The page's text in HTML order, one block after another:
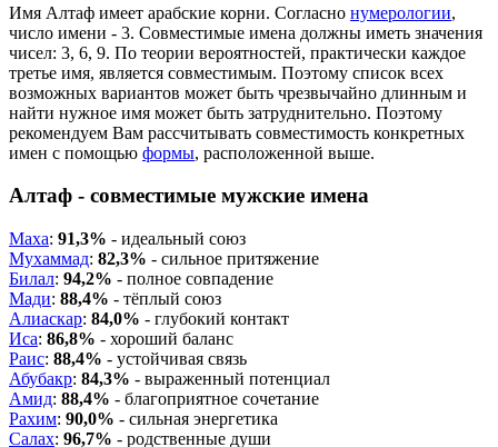
Имя Алтаф имеет арабские корни. Согласно нумерологии,
число имени - 3. Совместимые имена должны иметь значения
чисел: 3, 6, 9. По теории вероятностей, практически каждое
третье имя, является совместимым. Поэтому список всех
возможных вариантов может быть чрезвычайно длинным и
найти нужное имя может быть затруднительно. Поэтому
рекомендуем Вам рассчитывать совместимость конкретных
имен с помощью формы, расположенной выше.
Алтаф - совместимые мужские имена
Маха: 91,3% - идеальный союз
Мухаммад: 82,3% - сильное притяжение
Билал: 94,2% - полное совпадение
Мади: 88,4% - тёплый союз
Алиаскар: 84,0% - глубокий контакт
Иса: 86,8% - хороший баланс
Раис: 88,4% - устойчивая связь
Абубакр: 84,3% - выраженный потенциал
Амид: 88,4% - благоприятное сочетание
Рахим: 90,0% - сильная энергетика
Салах: 96,7% - родственные души